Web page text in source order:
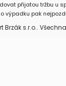
přijatou tržbu u
výpadku pak
Brzák s.r.o..